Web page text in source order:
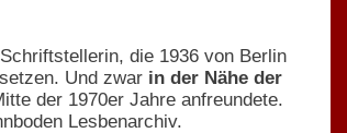
die 1936 von Berlin
Und zwar in der Nähe der
der 1970er Jahre anfreundete.
Lesbenarchiv.